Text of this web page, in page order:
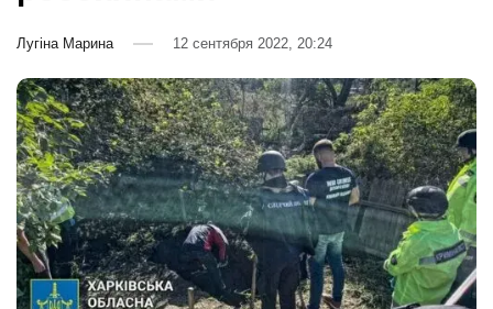
Лугіна Марина 12 сентября 2022, 20:24